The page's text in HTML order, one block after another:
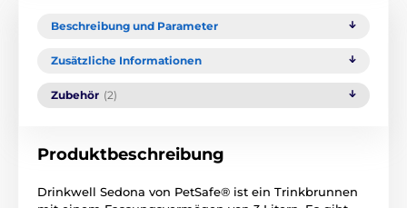
Beschreibung und Parameter
Zusätzliche Informationen
Zubehör (2)
Produktbeschreibung
Drinkwell Sedona von PetSafe® ist ein Trinkbrunnen